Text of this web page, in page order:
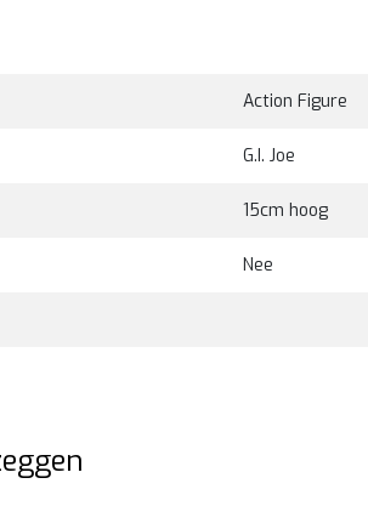
Action Figure
G.I. Joe
15cm hoog
Nee
G.I. Joe Classified Series van